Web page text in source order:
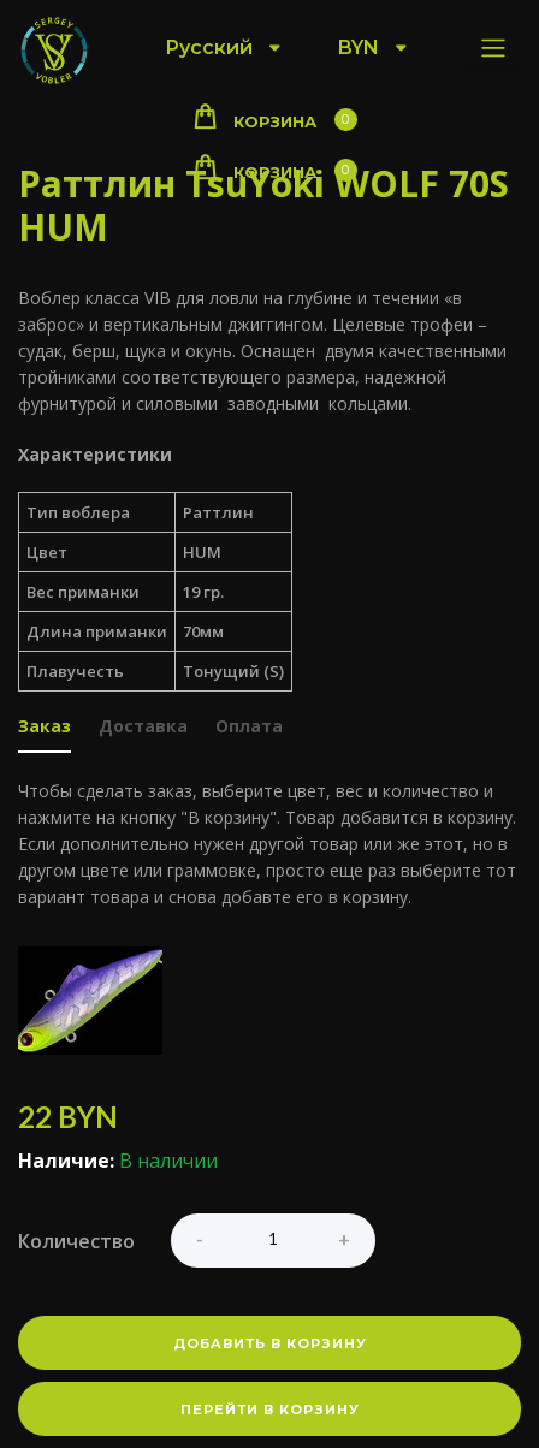
Русский BYN
КОРЗИНА 0
КОРЗИНА 0
Раттлин TsuYoki WOLF 70S
HUM
Воблер класса VIB для ловли на глубине и течении «в
заброс» и вертикальным джиггингом. Целевые трофеи –
судак, берш, щука и окунь. Оснащен двумя качественными
тройниками соответствующего размера, надежной
фурнитурой и силовыми заводными кольцами.
Характеристики
Тип воблера
Раттлин
Цвет
HUM
Вес приманки
19 гр.
Длина приманки
70мм
Плавучесть
Тонущий (S)
Заказ Доставка Оплата
Чтобы сделать заказ, выберите цвет, вес и количество и
нажмите на кнопку "В корзину". Товар добавится в корзину.
Если дополнительно нужен другой товар или же этот, но в
другом цвете или граммовке, просто еще раз выберите тот
вариант товара и снова добавте его в корзину.
22 BYN
Наличие: В наличии
Количество
ДОБАВИТЬ В КОРЗИНУ
ПЕРЕЙТИ В КОРЗИНУ